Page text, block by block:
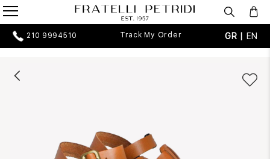
210 9994510 Track My Order GR | EN